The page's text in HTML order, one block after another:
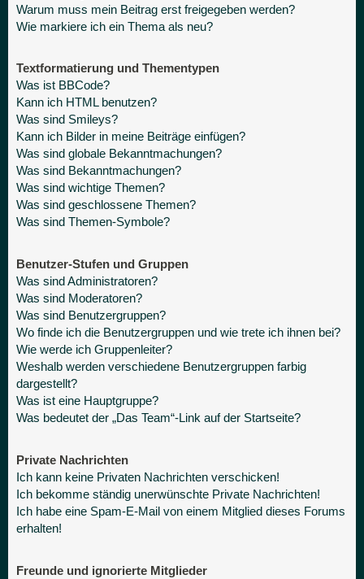
Warum muss mein Beitrag erst freigegeben werden?
Wie markiere ich ein Thema als neu?
Textformatierung und Thementypen
Was ist BBCode?
Kann ich HTML benutzen?
Was sind Smileys?
Kann ich Bilder in meine Beiträge einfügen?
Was sind globale Bekanntmachungen?
Was sind Bekanntmachungen?
Was sind wichtige Themen?
Was sind geschlossene Themen?
Was sind Themen-Symbole?
Benutzer-Stufen und Gruppen
Was sind Administratoren?
Was sind Moderatoren?
Was sind Benutzergruppen?
Wo finde ich die Benutzergruppen und wie trete ich ihnen bei?
Wie werde ich Gruppenleiter?
Weshalb werden verschiedene Benutzergruppen farbig
dargestellt?
Was ist eine Hauptgruppe?
Was bedeutet der „Das Team“-Link auf der Startseite?
Private Nachrichten
Ich kann keine Privaten Nachrichten verschicken!
Ich bekomme ständig unerwünschte Private Nachrichten!
Ich habe eine Spam-E-Mail von einem Mitglied dieses Forums
erhalten!
Freunde und ignorierte Mitglieder